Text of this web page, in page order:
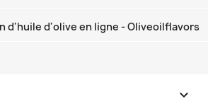
d'huile d'olive en ligne - Oliveoilflavors
